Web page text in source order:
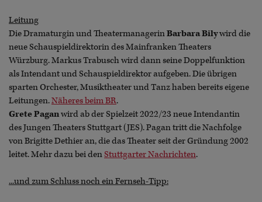
Leitung
Die Dramaturgin und TheatermanagerinBarbara Bilywird die
neue Schauspieldirektorin des Mainfranken Theaters
Würzburg. Markus Trabusch wird dann seine Doppelfunktion
als Intendant und Schauspieldirektor aufgeben. Die übrigen
sparten Orchester, Musiktheater und Tanz haben bereits eigene
Leitungen.Näheres beim BR.
Grete Paganwird ab der Spielzeit 2022/23 neue Intendantin
des Jungen Theaters Stuttgart (JES). Pagan tritt die Nachfolge
von Brigitte Dethier an, die das Theater seit der Gründung 2002
leitet. Mehr dazu bei denStuttgarter Nachrichten.
...und zum Schluss noch ein Fernseh-Tipp: